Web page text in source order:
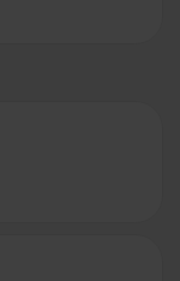
Untertönen.
leicht zitrusartig
und
der Name